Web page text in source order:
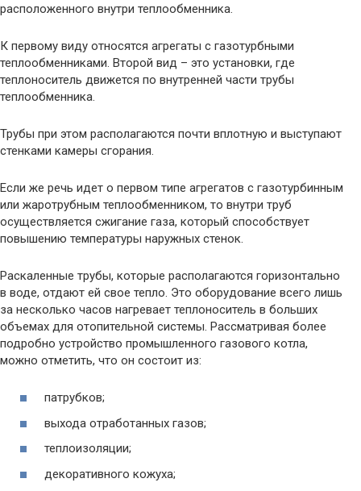
расположенного внутри теплообменника.
К первому виду относятся агрегаты с газотурбными
теплообменниками. Второй вид – это установки, где
теплоноситель движется по внутренней части трубы
теплообменника.
Трубы при этом располагаются почти вплотную и выступают
стенками камеры сгорания.
Если же речь идет о первом типе агрегатов с газотурбинным
или жаротрубным теплообменником, то внутри труб
осуществляется сжигание газа, который способствует
повышению температуры наружных стенок.
Раскаленные трубы, которые располагаются горизонтально
в воде, отдают ей свое тепло. Это оборудование всего лишь
за несколько часов нагревает теплоноситель в больших
объемах для отопительной системы. Рассматривая более
подробно устройство промышленного газового котла,
можно отметить, что он состоит из:
патрубков;
выхода отработанных газов;
теплоизоляции;
декоративного кожуха;